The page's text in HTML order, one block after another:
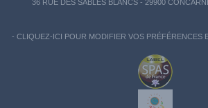
36 RUE DES SABLES BLANCS - 29900
- CLIQUEZ-ICI POUR MODIFIER VOS PRÉFÉRENCES